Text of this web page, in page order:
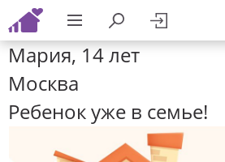
Мария, 14 лет
Москва
Ребенок уже в семье!